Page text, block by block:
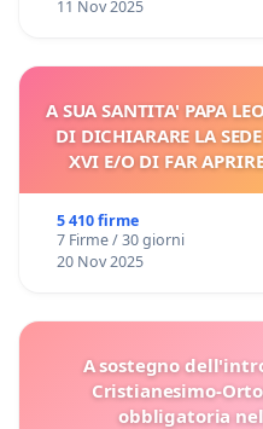
11 Nov 2025
A SUA SANTITA' PAPA
DI DICHIARARE LA
XVI E/O DI FAR
5 410 firme
7 Firme / 30 giorni
20 Nov 2025
A sostegno
Cristianesimo-
obbligatoria